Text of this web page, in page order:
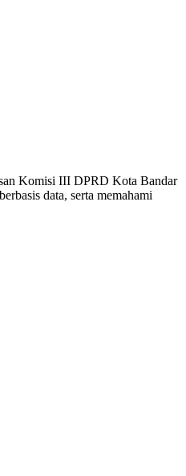
Komisi III DPRD Kota Bandar
data, serta memahami